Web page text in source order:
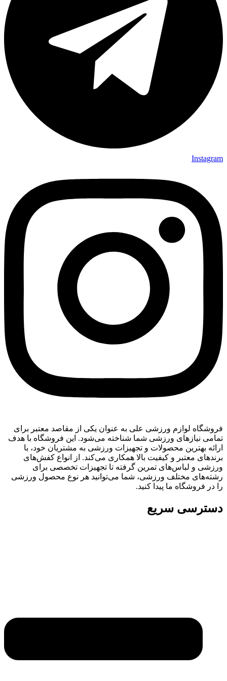
Instagram
فروشگاه لوازم ورزشی علی به عنوان یکی از مقاصد معتبر برای
تمامی نیازهای ورزشی شما شناخته می‌شود. این فروشگاه با هدف
ارائه بهترین محصولات و تجهیزات ورزشی به مشتریان خود، با
برندهای معتبر و کیفیت بالا همکاری می‌کند. از انواع کفش‌های
ورزشی و لباس‌های تمرین گرفته تا تجهیزات تخصصی برای
رشته‌های مختلف ورزشی، شما می‌توانید هر نوع محصول ورزشی
را در فروشگاه ما پیدا کنید.
دسترسی سریع